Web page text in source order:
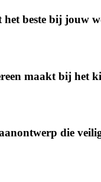
het beste bij jouw
maakt bij het
die